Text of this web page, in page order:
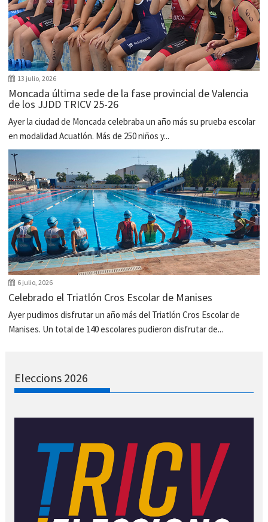
13 julio, 2026
Moncada última sede de la fase provincial de Valencia
de los JJDD TRICV 25-26
Ayer la ciudad de Moncada celebraba un año más su prueba escolar
en modalidad Acuatlón. Más de 250 niños y...
6 julio, 2026
Celebrado el Triatlón Cros Escolar de Manises
Ayer pudimos disfrutar un año más del Triatlón Cros Escolar de
Manises. Un total de 140 escolares pudieron disfrutar de...
Eleccions 2026